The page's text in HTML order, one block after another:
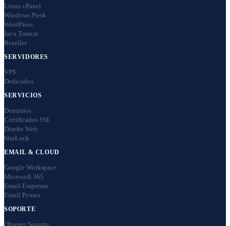
Linux cPanel
Windows Plesk
WordPress
Java Tomcat
Reseller
SERVIDORES
VPS
Dedicados
SERVICIOS
Dominios
Certificados SSL
Diseño Web
SiteLock
EMAIL & CLOUD
Google Workspace
Microsoft 365
Email Empresas
Email Pymes
SOPORTE
Obtener Soporte